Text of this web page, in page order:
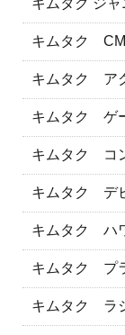
キムタク ジャ
キムタク CM
キムタク ア
キムタク ゲ
キムタク コ
キムタク デ
キムタク ハ
キムタク プ
キムタク ラ